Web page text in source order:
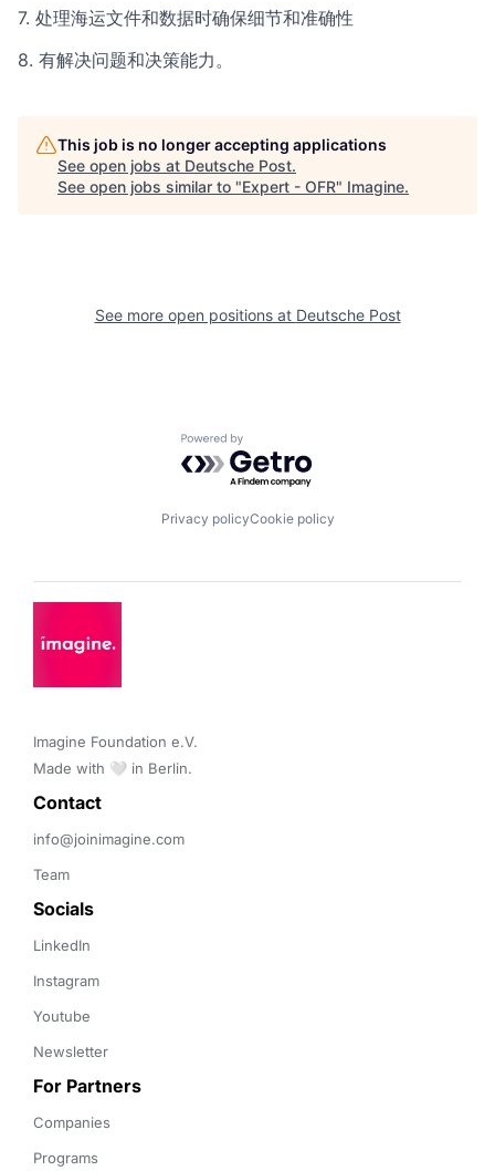
7. 处理海运文件和数据时确保细节和准确性
8. 有解决问题和决策能力。
This job is no longer accepting applications
See open jobs at Deutsche Post.
See open jobs similar to "Expert - OFR" Imagine.
See more open positions at Deutsche Post
Powered by Getro.com
Privacy policyCookie policy
Imagine Foundation e.V.
Made with 🤍 in Berlin.
Contact
info@joinimagine.com
Team
Socials
LinkedIn
Instagram
Youtube
Newsletter
For Partners
Companies
Programs